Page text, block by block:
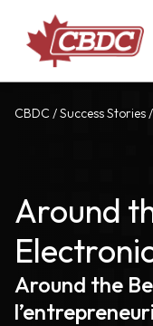
CBDC /Success Stories/
Around
Around the